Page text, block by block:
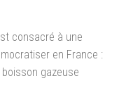
consacré à une
en France :
gazeuse